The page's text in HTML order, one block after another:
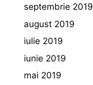
septembrie 2019
august 2019
iulie 2019
iunie 2019
mai 2019